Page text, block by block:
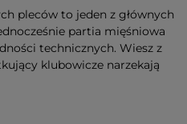
pleców to jeden z głównych
partia mięśniowa
technicznych. Wiesz z
klubowicze narzekają